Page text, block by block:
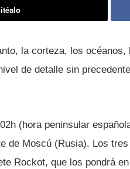
la corteza, los
de detalle sin
(hora peninsular
de Moscú (Rusia). Los
Rockot, que los pondrá